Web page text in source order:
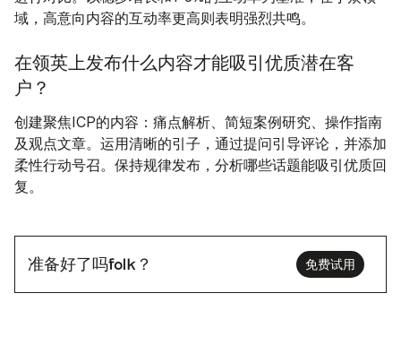
域，高意向内容的互动率更高则表明强烈共鸣。
在领英上发布什么内容才能吸引优质潜在客
户？
创建聚焦ICP的内容：痛点解析、简短案例研究、操作指南
及观点文章。运用清晰的引子，通过提问引导评论，并添加
柔性行动号召。保持规律发布，分析哪些话题能吸引优质回
复。
准备好了吗folk？ 免费试用